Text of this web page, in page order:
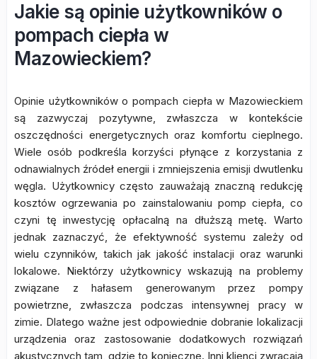
Jakie są opinie użytkowników o
pompach ciepła w
Mazowieckiem?
Opinie użytkowników o pompach ciepła w Mazowieckiem
są zazwyczaj pozytywne, zwłaszcza w kontekście
oszczędności energetycznych oraz komfortu cieplnego.
Wiele osób podkreśla korzyści płynące z korzystania z
odnawialnych źródeł energii i zmniejszenia emisji dwutlenku
węgla. Użytkownicy często zauważają znaczną redukcję
kosztów ogrzewania po zainstalowaniu pomp ciepła, co
czyni tę inwestycję opłacalną na dłuższą metę. Warto
jednak zaznaczyć, że efektywność systemu zależy od
wielu czynników, takich jak jakość instalacji oraz warunki
lokalowe. Niektórzy użytkownicy wskazują na problemy
związane z hałasem generowanym przez pompy
powietrzne, zwłaszcza podczas intensywnej pracy w
zimie. Dlatego ważne jest odpowiednie dobranie lokalizacji
urządzenia oraz zastosowanie dodatkowych rozwiązań
akustycznych tam, gdzie to konieczne. Inni klienci zwracają